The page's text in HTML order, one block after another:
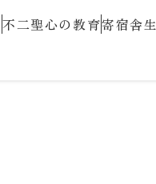
不二聖心の教育寄宿舎